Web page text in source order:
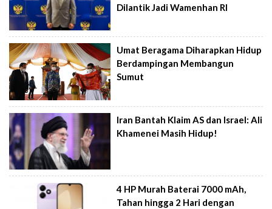
Dilantik Jadi Wamenhan RI
Umat Beragama Diharapkan Hidup
Berdampingan Membangun
Sumut
Iran Bantah Klaim AS dan Israel: Ali
Khamenei Masih Hidup!
4 HP Murah Baterai 7000 mAh,
Tahan hingga 2 Hari dengan